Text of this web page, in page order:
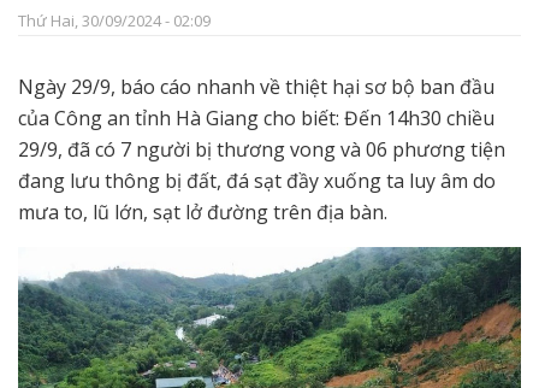
Thứ Hai, 30/09/2024 - 02:09
Ngày 29/9, báo cáo nhanh về thiệt hại sơ bộ ban đầu
của Công an tỉnh Hà Giang cho biết: Đến 14h30 chiều
29/9, đã có 7 người bị thương vong và 06 phương tiện
đang lưu thông bị đất, đá sạt đầy xuống ta luy âm do
mưa to, lũ lớn, sạt lở đường trên địa bàn.